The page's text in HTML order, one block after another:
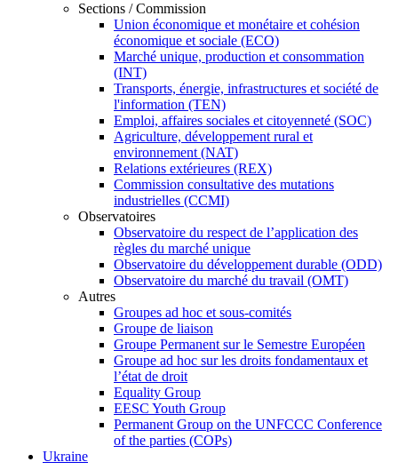
Sections / Commission
Union économique et monétaire et cohésion
économique et sociale (ECO)
Marché unique, production et consommation
(INT)
Transports, énergie, infrastructures et société de
l'information (TEN)
Emploi, affaires sociales et citoyenneté (SOC)
Agriculture, développement rural et
environnement (NAT)
Relations extérieures (REX)
Commission consultative des mutations
industrielles (CCMI)
Observatoires
Observatoire du respect de l’application des
règles du marché unique
Observatoire du développement durable (ODD)
Observatoire du marché du travail (OMT)
Autres
Groupes ad hoc et sous-comités
Groupe de liaison
Groupe Permanent sur le Semestre Européen
Groupe ad hoc sur les droits fondamentaux et
l’état de droit
Equality Group
EESC Youth Group
Permanent Group on the UNFCCC Conference
of the parties (COPs)
Ukraine